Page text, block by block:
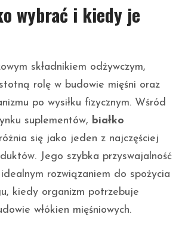
wybrać i kiedy je
składnikiem odżywczym,
rolę w budowie mięśni oraz
po wysiłku fizycznym. Wśród
suplementów, białko
się jako jeden z najczęściej
Jego szybka przyswajalność
rozwiązaniem do spożycia
kiedy organizm potrzebuje
włókien mięśniowych.